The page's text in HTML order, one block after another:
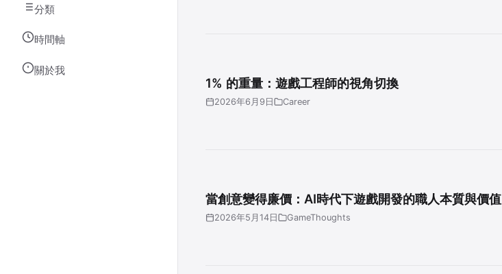
分類
時間軸
關於我
1% 的重量：遊戲工程師的視角切換
2026年6月9日 Career
當創意變得廉價：AI時代下遊戲開發的職人本質與價值
2026年5月14日 GameThoughts